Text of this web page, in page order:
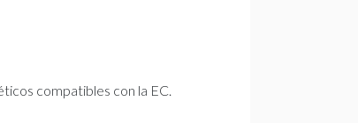
compatibles con la EC.